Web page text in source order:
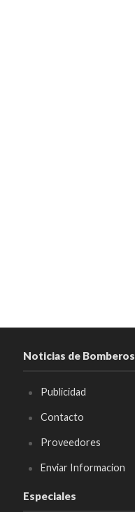
Noticias de Bomberos
Publicidad
Contacto
Proveedores
Enviar Informacion
Especiales